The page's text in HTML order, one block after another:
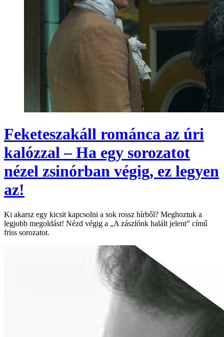
Feketeszakáll románca az úri
kalózzal – Ha egy sorozatot
nézel zsinórban végig, ez legyen
az!
Ki akarsz egy kicsit kapcsolni a sok rossz hírből? Meghoztuk a
legjobb megoldást! Nézd végig a „A zászlónk halált jelent” című
friss sorozatot.